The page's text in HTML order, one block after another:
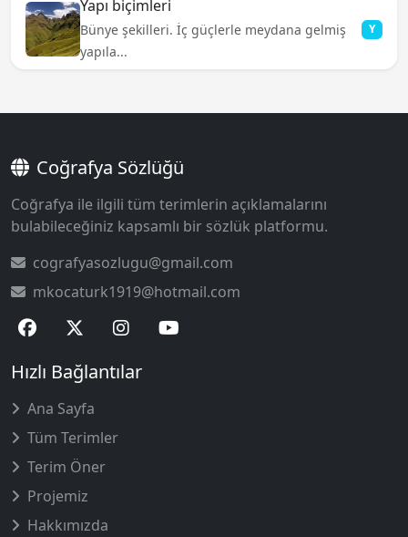
Yapı biçimleri
Bünye şekilleri. İç güçlerle meydana gelmiş
yapıla...
Y
Coğrafya Sözlüğü
Coğrafya ile ilgili tüm terimlerin açıklamalarını
bulabileceğiniz kapsamlı bir sözlük platformu.
cografyasozlugu@gmail.com
mkocaturk1919@hotmail.com
Hızlı Bağlantılar
Ana Sayfa
Tüm Terimler
Terim Öner
Projemiz
Hakkımızda